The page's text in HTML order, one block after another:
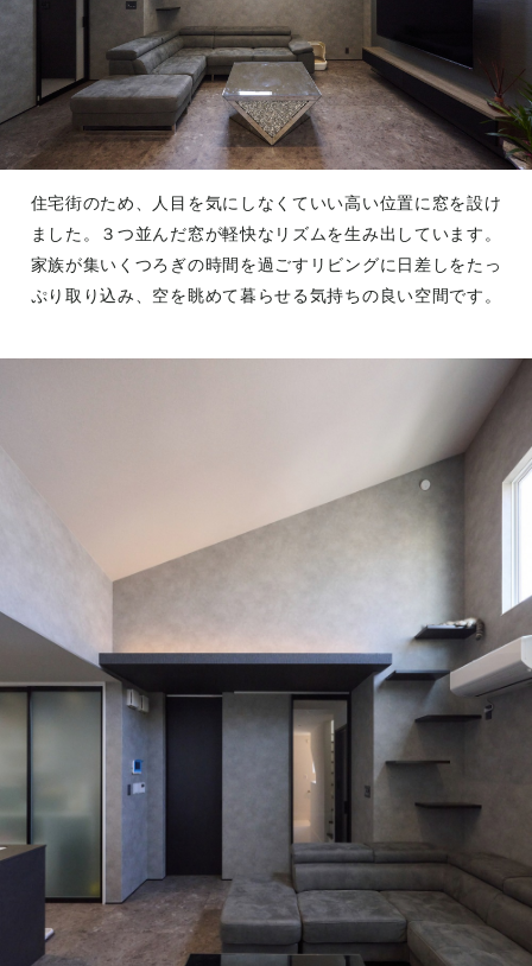
住宅街のため、人目を気にしなくていい高い位置に窓を設け
ました。３つ並んだ窓が軽快なリズムを生み出しています。
家族が集いくつろぎの時間を過ごすリビングに日差しをたっ
ぷり取り込み、空を眺めて暮らせる気持ちの良い空間です。